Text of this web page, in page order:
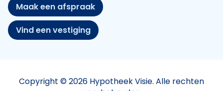
Maak een afspraak
Vind een vestiging
Copyright © 2026 Hypotheek Visie. Alle rechten